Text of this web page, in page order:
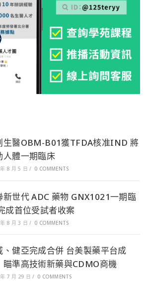
生醫OBM-B01獲TFDA核准IND 將
人體一期臨床
8 月 5 日 / 0 COMMENTS
新世代 ADC 藥物 GNX1021一期臨
成首位受試者收案
8 月 3 日 / 0 COMMENTS
、健亞完成合併 台美製藥平台成
瞄準高技術新藥與CDMO商機
7 月 29 日 / 0 COMMENTS